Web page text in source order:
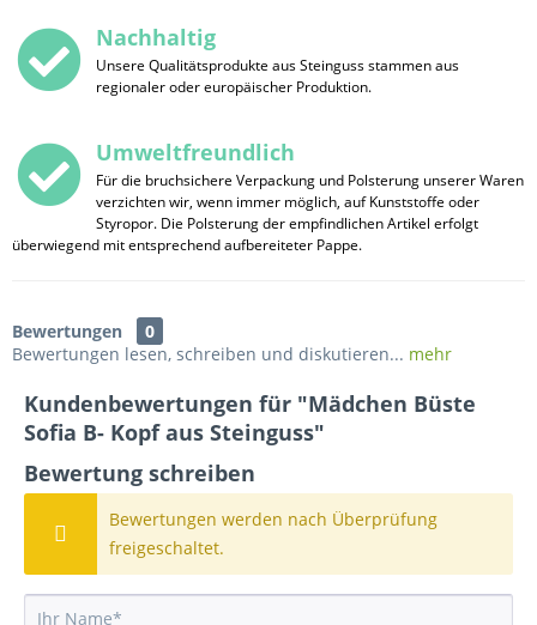
Nachhaltig
Unsere Qualitätsprodukte aus Steinguss stammen aus
regionaler oder europäischer Produktion.
Umweltfreundlich
Für die bruchsichere Verpackung und Polsterung unserer Waren
verzichten wir, wenn immer möglich, auf Kunststoffe oder
Styropor. Die Polsterung der empfindlichen Artikel erfolgt
überwiegend mit entsprechend aufbereiteter Pappe.
Bewertungen
0
Bewertungen lesen, schreiben und diskutieren... mehr
Kundenbewertungen für "Mädchen Büste
Sofia B- Kopf aus Steinguss"
Bewertung schreiben
Bewertungen werden nach Überprüfung
freigeschaltet.